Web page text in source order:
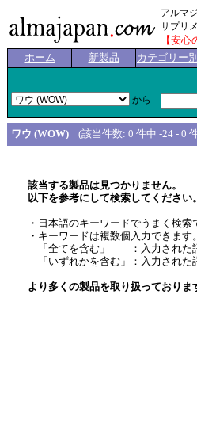
アルマ
サプリ
【安
ホーム 新製品 カテゴリー別
から
ワウ (WOW) (該当件数: 0 件中 -24 - 0
該当する製品は見つかりません。
以下を参考にして検索してください。
・日本語のキーワードでうまく検
・キーワードは複数個入力できま
「全てを含む」 ：入力された語
「いずれかを含む」：入力された
より多くの製品を取り扱っておりま